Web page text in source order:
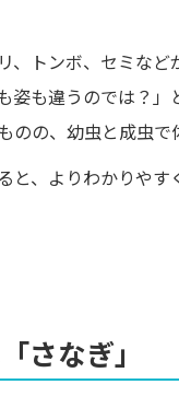
、トンボ、セミな
姿も違うのでは？
のの、幼虫と成虫で
と、よりわかりや
さなぎ」